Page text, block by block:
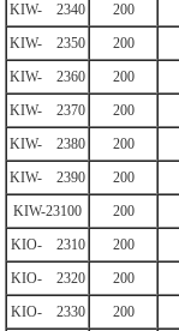
KIW- 2340
200
KIW- 2350
200
KIW- 2360
200
KIW- 2370
200
KIW- 2380
200
KIW- 2390
200
KIW-23100
200
KIO- 2310
200
KIO- 2320
200
KIO- 2330
200